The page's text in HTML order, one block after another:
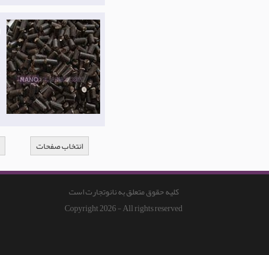
انتخاب صفحات
کلیه حقوق متعلق به نانوتجارت است
Copyright 2026 - All rights reserved